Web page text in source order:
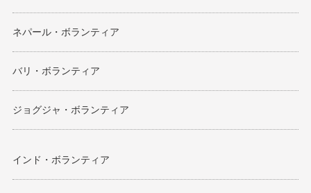
ネパール・ボランティア
バリ・ボランティア
ジョグジャ・ボランティア
インド・ボランティア